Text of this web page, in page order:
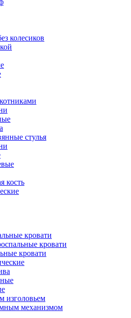
колесиков
стулья
кость
кровати
кровати
кровати
изголовьем
механизмом